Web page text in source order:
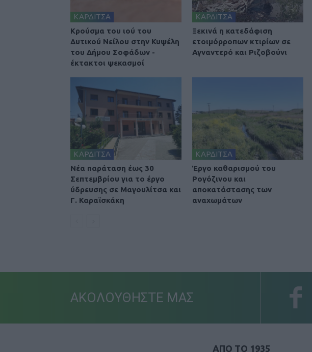
ΚΑΡΔΙΤΣΑ
Κρούσμα του ιού του
Δυτικού Νείλου στην Κυψέλη
του Δήμου Σοφάδων -
έκτακτοι ψεκασμοί
ΚΑΡΔΙΤΣΑ
Ξεκινά η κατεδάφιση
ετοιμόρροπων κτιρίων σε
Αγναντερό και Ριζοβούνι
ΚΑΡΔΙΤΣΑ
Νέα παράταση έως 30
Σεπτεμβρίου για το έργο
ύδρευσης σε Μαγουλίτσα και
Γ. Καραϊσκάκη
ΚΑΡΔΙΤΣΑ
Έργο καθαρισμού του
Ρογόζινου και
αποκατάστασης των
αναχωμάτων
ΑΚΟΛΟΥΘΗΣΤΕ ΜΑΣ
ΑΠΟ ΤΟ 1935